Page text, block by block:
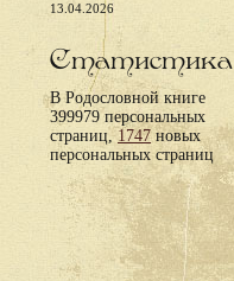
13.04.2026
Статистика
В Родословной книге
399979 персональных
страниц, 1747 новых
персональных страниц